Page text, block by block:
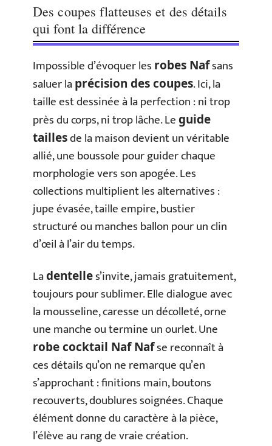
Des coupes flatteuses et des détails
qui font la différence
Impossible d’évoquer les robes Nafsans
saluer laprécision des coupes. Ici, la
taille est dessinée à la perfection : ni trop
près du corps, ni trop lâche. Leguide
taillesde la maison devient un véritable
allié, une boussole pour guider chaque
morphologie vers son apogée. Les
collections multiplient les alternatives :
jupe évasée, taille empire, bustier
structuré ou manches ballon pour un clin
d’œil à l’air du temps.
Ladentelles’invite, jamais gratuitement,
toujours pour sublimer. Elle dialogue avec
la mousseline, caresse un décolleté, orne
une manche ou termine un ourlet. Une
robe cocktail Naf Nafse reconnaît à
ces détails qu’on ne remarque qu’en
s’approchant : finitions main, boutons
recouverts, doublures soignées. Chaque
élément donne du caractère à la pièce,
l’élève au rang de vraie création.